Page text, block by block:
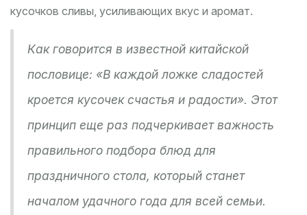
кусочков сливы, усиливающих вкус и аромат.
Как говорится в известной китайской
пословице: «В каждой ложке сладостей
кроется кусочек счастья и радости». Этот
принцип еще раз подчеркивает важность
правильного подбора блюд для
праздничного стола, который станет
началом удачного года для всей семьи.